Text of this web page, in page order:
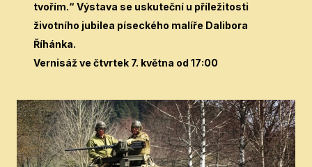
tvořím.“ Výstava se uskuteční u příležitosti
životního jubilea píseckého malíře Dalibora
Říhánka.
Vernisáž ve čtvrtek 7. května od 17:00